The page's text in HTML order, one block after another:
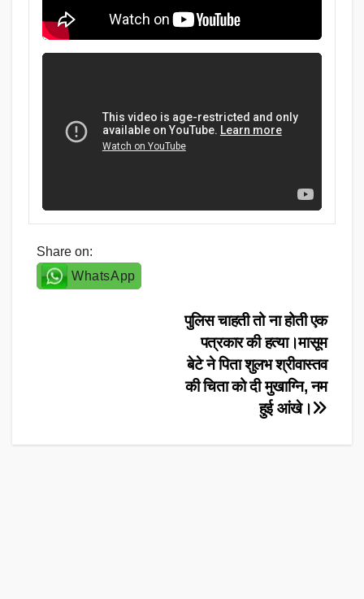
Share on:
WhatsApp
पुलिस चाहती तो ना होती एक
पत्रकार की हत्या।मासूम
बेटे ने पिता शुलभ श्रीवास्तव
की चिता को दी मुखाग्नि, नम
हुई आंखे।